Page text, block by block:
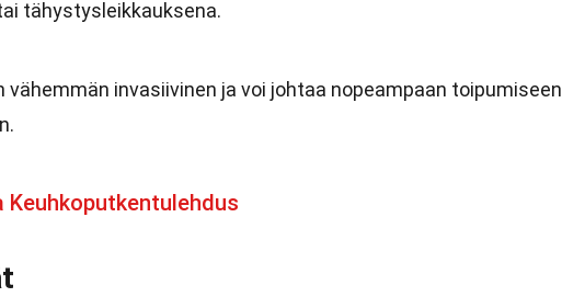
tähystysleikkauksena.
vähemmän invasiivinen ja voi johtaa nopeampaan toipumiseen
Keuhkoputkentulehdus